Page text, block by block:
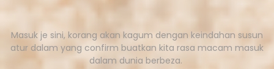
Masuk je sini, korang akan kagum dengan keindahan susun
atur dalam yang confirm buatkan kita rasa macam masuk
dalam dunia berbeza.